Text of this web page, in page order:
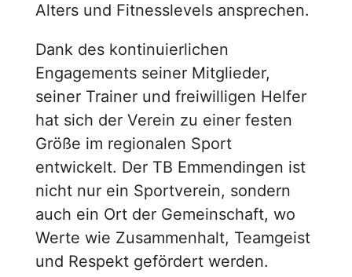
Alters und Fitnesslevels ansprechen.
Dank des kontinuierlichen
Engagements seiner Mitglieder,
seiner Trainer und freiwilligen Helfer
hat sich der Verein zu einer festen
Größe im regionalen Sport
entwickelt. Der TB Emmendingen ist
nicht nur ein Sportverein, sondern
auch ein Ort der Gemeinschaft, wo
Werte wie Zusammenhalt, Teamgeist
und Respekt gefördert werden.